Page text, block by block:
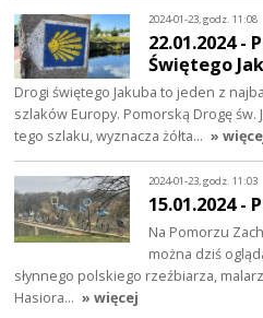
2024-01-23, godz. 11:08
22.01.2024 -
Świętego
Drogi świętego Jakuba to jeden z
szlaków Europy. Pomorską Drogę
tego szlaku, wyznacza żółta… »
2024-01-23, godz. 11:03
15.01.2024 -
Na Pomorzu
można dziś
słynnego polskiego rzeźbiarza,
Hasiora… » więcej